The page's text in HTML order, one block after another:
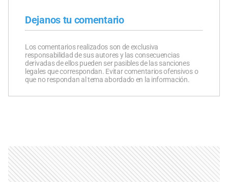
Dejanos tu comentario
Los comentarios realizados son de exclusiva
responsabilidad de sus autores y las consecuencias
derivadas de ellos pueden ser pasibles de las sanciones
legales que correspondan. Evitar comentarios ofensivos o
que no respondan al tema abordado en la información.